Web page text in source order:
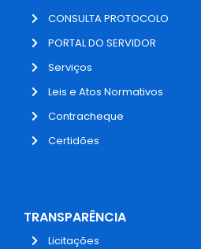
CONSULTA PROTOCOLO
PORTAL DO SERVIDOR
Serviços
Leis e Atos Normativos
Contracheque
Certidões
TRANSPARÊNCIA
Licitações